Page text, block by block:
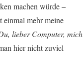
machen würde –
einmal mehr meine
lieber Computer, mich
hier nicht zuviel